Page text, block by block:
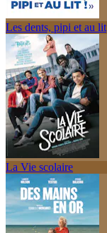
Les dents, pipi et au lit
La Vie scolaire